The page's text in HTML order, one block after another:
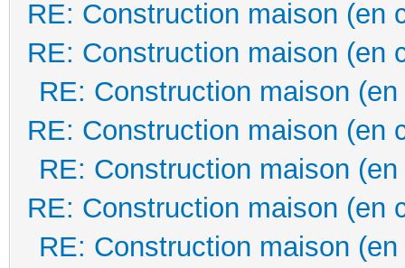
RE: Construction maison (en
RE: Construction maison (en
RE: Construction maison
RE: Construction maison (en
RE: Construction maison
RE: Construction maison (en
RE: Construction maison